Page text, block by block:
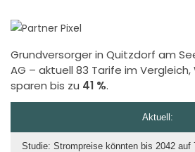
Grundversorger in Quitzdorf am
AG – aktuell 83 Tarife im
sparen bis zu 41 %.
Aktuell:
Studie: Strompreise könnten bis 2042 auf